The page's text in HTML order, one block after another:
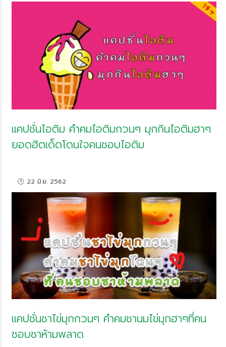
แคปชั่นไอติม คำคมไอติมกวนๆ มุกกินไอติมฮาๆ
ยอดฮิตเด็ดโดนใจคนชอบไอติม
🕑 22 มิ.ย. 2562
แคปชั่นชาไข่มุกกวนๆ คำคมชานมไข่มุกฮาๆที่คน
ชอบชาห้ามพลาด